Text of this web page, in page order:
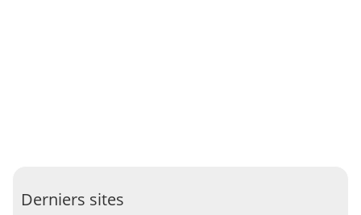
Derniers sites